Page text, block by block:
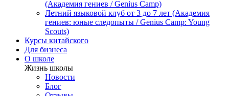
(Академия гениев / Genius Camp)
Летний языковой клуб от 3 до 7 лет (Академия
гениев: юные следопыты / Genius Camp: Young
Scouts)
Курсы китайского
Для бизнеса
О школе
Жизнь школы
Новости
Блог